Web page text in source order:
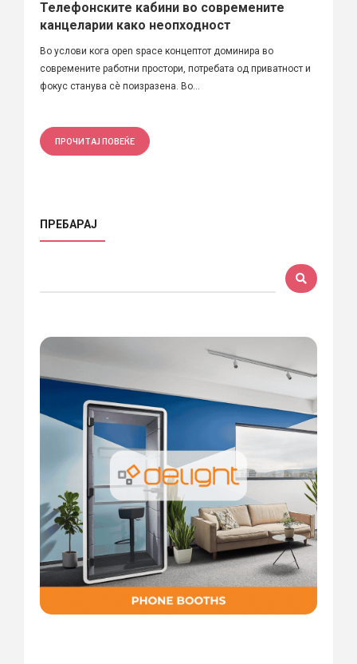
Телефонските кабини во современите
канцеларии како неопходност
Во услови кога open space концептот доминира во
современите работни простори, потребата од приватност и
фокус станува сè поизразена. Во...
ПРОЧИТАЈ ПОВЕЌЕ
ПРЕБАРАЈ